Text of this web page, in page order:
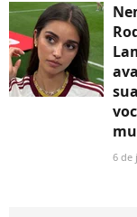
6 de